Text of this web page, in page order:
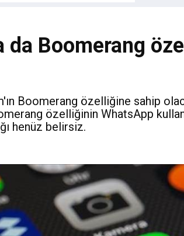
da Boomerang
Boomerang özelliğine sahip
özelliğinin WhatsApp
henüz belirsiz.